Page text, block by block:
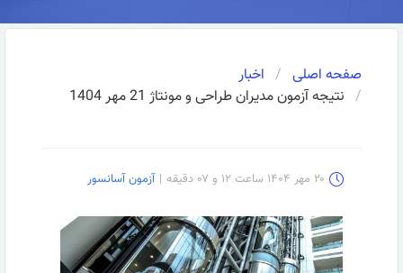
صفحه اصلی
اخبار
نتیجه آزمون مدیران طراحی و مونتاژ 21 مهر 1404
۲۰ مهر ۱۴۰۴ ساعت ۱۲ و ۰۷ دقیقه | آزمون آسانسور